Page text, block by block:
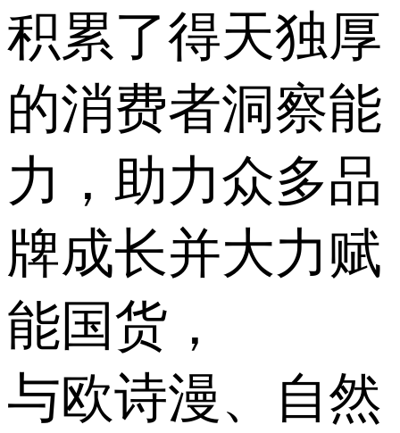
积累了得天独厚
的消费者洞察能
力，助力众多品
牌成长并大力赋
能国货，
与欧诗漫、自然